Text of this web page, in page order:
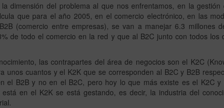
dimensión del problema al que nos enfrentamos, en la
que para el año 2005, en el comercio electrónico, en las
(comercio entre empresas), se van a manejar 6.3 millones
de todo el comercio en la red y que al B2C junto con todos
las contrapartes del área de negocios son el K2C
unos cuantos y el K2K que se corresponden al B2C y B2B
el B2B y no en el B2C, pero hoy lo que más existe es el K2C
está en el K2K se está gestando, es decir, la industria del